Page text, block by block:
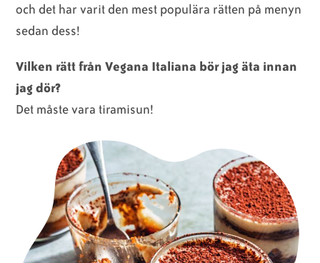
och det har varit den mest populära rätten på menyn
sedan dess!
Vilken rätt från Vegana Italiana bör jag äta innan
jag dör?
Det måste vara tiramisun!